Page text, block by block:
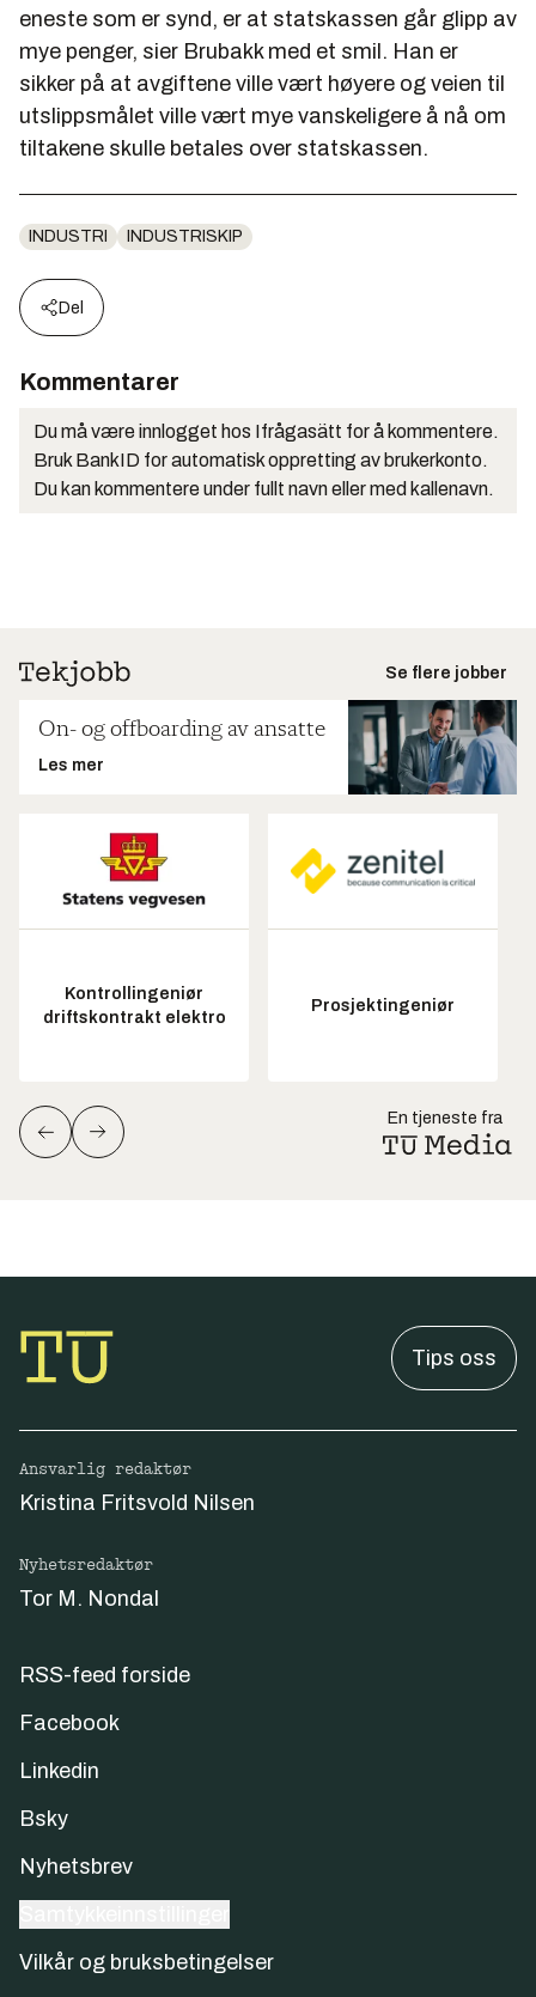
eneste som er synd, er at statskassen går glipp av
mye penger, sier Brubakk med et smil. Han er
sikker på at avgiftene ville vært høyere og veien til
utslippsmålet ville vært mye vanskeligere å nå om
tiltakene skulle betales over statskassen.
INDUSTRI INDUSTRISKIP
Del
Kommentarer
Du må være innlogget hos Ifrågasätt for å kommentere.
Bruk BankID for automatisk oppretting av brukerkonto.
Du kan kommentere under fullt navn eller med kallenavn.
Se flere jobber
On- og offboarding av ansatte
Les mer
Kontrollingeniør
driftskontrakt elektro
Prosjektingeniør
En tjeneste fra
Tips oss
Ansvarlig redaktør
Kristina Fritsvold Nilsen
Nyhetsredaktør
Tor M. Nondal
RSS-feed forside
Facebook
Linkedin
Bsky
Nyhetsbrev
Vilkår og bruksbetingelser